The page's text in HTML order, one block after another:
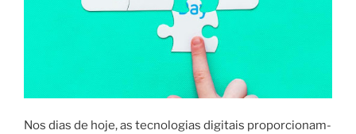
Nos dias de hoje, as tecnologias digitais proporcionam-